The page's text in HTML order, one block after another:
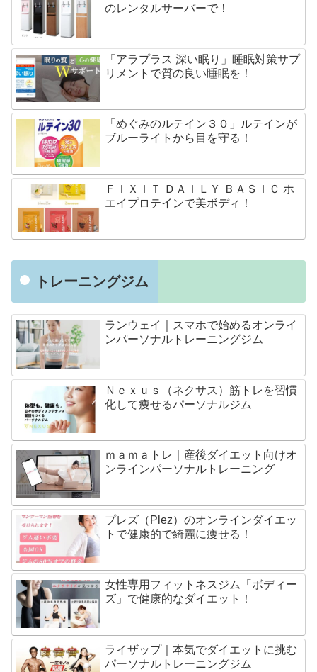
のレンタルサーバーで！
「アラプラス 深い眠り」睡眠対策サプ
リメントで質の良い睡眠を！
「めぐみのルテイン３０」ルテインが
ブルーライトから目を守る！
ＦＩＸＩＴ ＤＡＩＬＹ ＢＡＳＩＣ ホ
エイプロテインで美ボディ！
トレーニングジム
ランウェイ｜スマホで始めるオンライ
ンパーソナルトレーニングジム
Ｎｅｘｕｓ（ネクサス）筋トレを習慣
化して痩せるパーソナルジム
ｍａｍａトレ｜産後ダイエット向けオ
ンラインパーソナルトレーニング
プレズ（Plez）のオンラインダイエッ
トで健康的で綺麗に痩せる！
女性専用フィットネスジム「ボディー
ズ」で健康的なダイエット！
ライザップ｜本気でダイエットに挑む
パーソナルトレーニングジム